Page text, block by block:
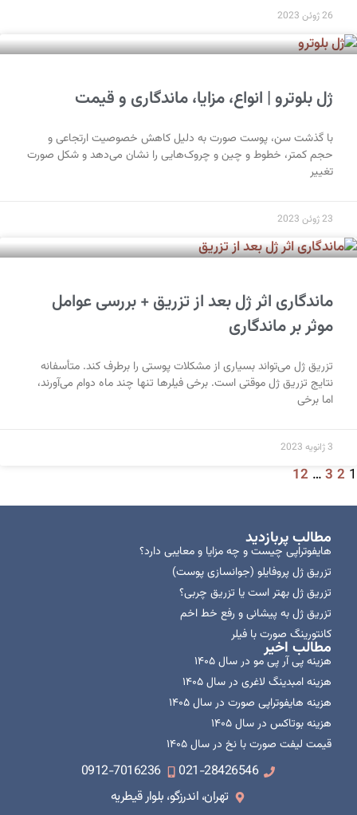
26 ژوئن 2023
ژل بلوترو | انواع، مزایا، ماندگاری و قیمت
با گذشت سن، پوست صورت به دلیل کاهش خصوصیت ارتجاعی و
حجم کمتر، خطوط و چین و چروک‌هایی را نشان می‌دهد و شکل صورت
تغییر
23 ژوئن 2023
ماندگاری اثر ژل بعد از تزریق + بررسی عوامل
موثر بر ماندگاری
تزریق ژل می‌تواند بسیاری از مشکلات پوستی را برطرف کند. متأسفانه
نتایج تزریق ژل موقتی است. برخی فیلرها تنها چند ماه دوام می‌آورند،
اما برخی
3 ژانویه 2023
1
2
3
…
12
021-28426546
0912-7016236
تهران، اندرزگو، بلوار قیطریه
مطالب اخیر
هزینه پی آر پی مو در سال ۱۴۰۵
هزینه امبدینگ لاغری در سال ۱۴۰۵
هزینه هایفوتراپی صورت در سال ۱۴۰۵
هزینه بوتاکس در سال ۱۴۰۵
قیمت لیفت صورت با نخ در سال ۱۴۰۵
مطالب پربازدید
هایفوتراپی چیست و چه مزایا و معایبی دارد؟
تزریق ژل پروفایلو (جوانسازی پوست)
تزریق ژل بهتر است یا تزریق چربی؟
تزریق ژل به پیشانی و رفع خط اخم
کانتورینگ صورت با فیلر